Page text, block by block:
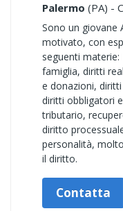
Palermo (PA) -
Sono un giovane
motivato, con
seguenti
famiglia, diritti
e donazioni,
diritti obbligatori
tributario,
diritto
personalità,
il diritto.
Contatta